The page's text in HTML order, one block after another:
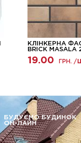
КЛІНКЕРНА
BRICK MASALA
19.00 ГРН. /
БУДУЄМО БУДИНОК
ОН-ЛАЙН